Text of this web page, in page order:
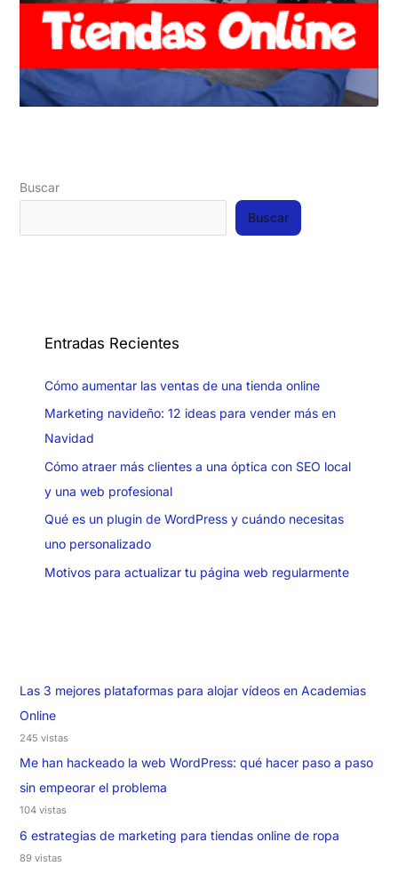
Buscar
Buscar
Entradas Recientes
Cómo aumentar las ventas de una tienda online
Marketing navideño: 12 ideas para vender más en
Navidad
Cómo atraer más clientes a una óptica con SEO local
y una web profesional
Qué es un plugin de WordPress y cuándo necesitas
uno personalizado
Motivos para actualizar tu página web regularmente
Las 3 mejores plataformas para alojar vídeos en Academias
Online
245 vistas
Me han hackeado la web WordPress: qué hacer paso a paso
sin empeorar el problema
104 vistas
6 estrategias de marketing para tiendas online de ropa
89 vistas